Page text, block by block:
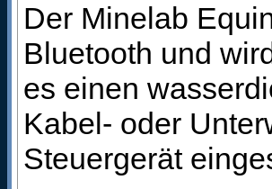
Der Minelab
Bluetooth und
es einen
Kabel- oder
Steuergerät